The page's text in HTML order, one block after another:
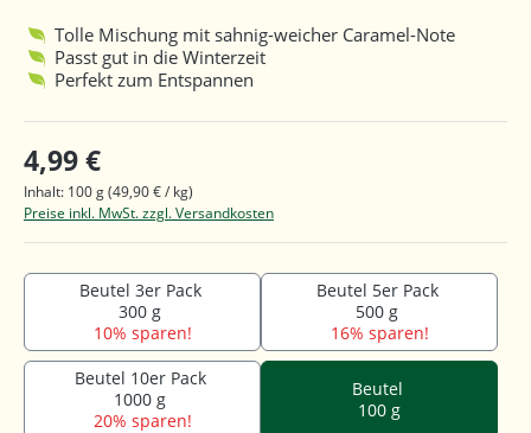
Tolle Mischung mit sahnig-weicher Caramel-Note
Passt gut in die Winterzeit
Perfekt zum Entspannen
4,99 €
Inhalt: 100 g(49,90 € / kg)
Preise inkl. MwSt. zzgl. Versandkosten
Beutel 3er Pack
300 g
10% sparen!
Beutel 5er Pack
500 g
16% sparen!
Beutel 10er Pack
1000 g
20% sparen!
Beutel
100 g